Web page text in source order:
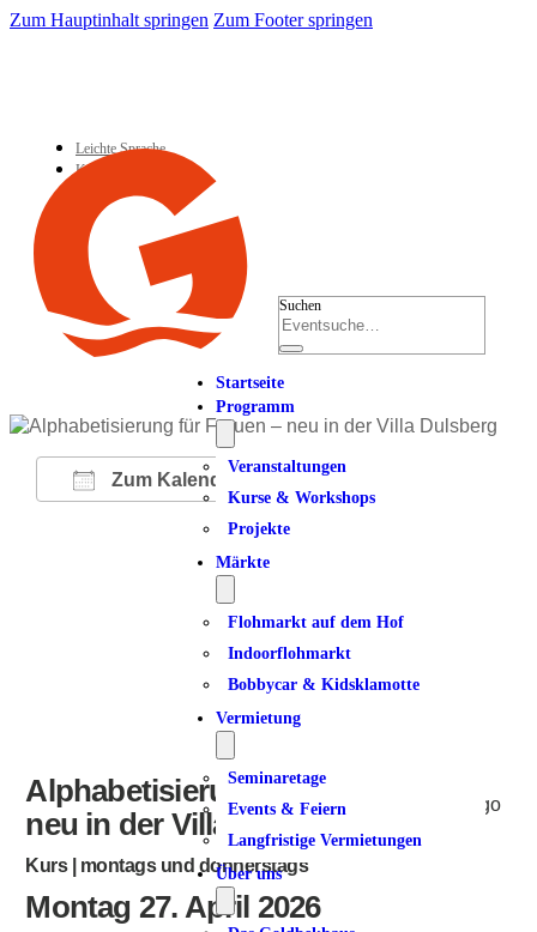
Zum Hauptinhalt springen Zum Footer springen
Leichte Sprache
Kontakt
Suchen
Startseite
Programm
Veranstaltungen
Kurse & Workshops
Projekte
Märkte
Flohmarkt auf dem Hof
Indoorflohmarkt
Bobbycar & Kidsklamotte
Vermietung
Seminaretage
Events & Feiern
Langfristige Vermietungen
Über uns
Zum Kalender hinzufügen
ICS herunterladen
Google Kalender
iCalendarOffice 365
Alphabetisierung für Frauen –
neu in der Villa Dulsberg
Kurs | montags und donnerstags
Montag 27. April 2026